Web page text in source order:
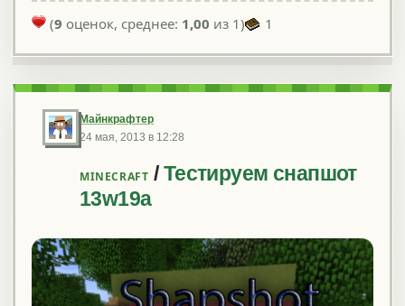
(9 оценок, среднее: 1,00 из 1) 1
Майнкрафтер
24 мая, 2013 в 12:28
MINECRAFT /Тестируем снапшот
13w19a